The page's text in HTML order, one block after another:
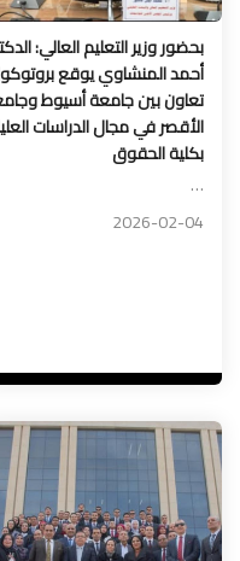
بحضور وزير التعليم العالي:
أحمد المنشاوي يوقع
تعاون بين جامعة أسيوط
الأقصر في مجال الدراسات
بكلية الحقوق
…
2026-02-04